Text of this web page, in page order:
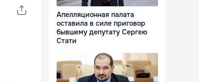
Апелляционная палата
оставила в силе приговор
бывшему депутату Сергею
Стати